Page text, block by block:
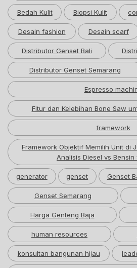
Bedah Kulit Biopsi Kulit
Desain fashion Desain scarf
Distributor Genset Bali
Distributor Genset Semarang
Espresso
Fitur dan Kelebihan Bone Saw
framework
Framework Objektif Memilih Unit di
Analisis Diesel vs Bensin
generator genset Genset
Genset Semarang
Harga Genteng Baja
human resources
konsultan bangunan hijau